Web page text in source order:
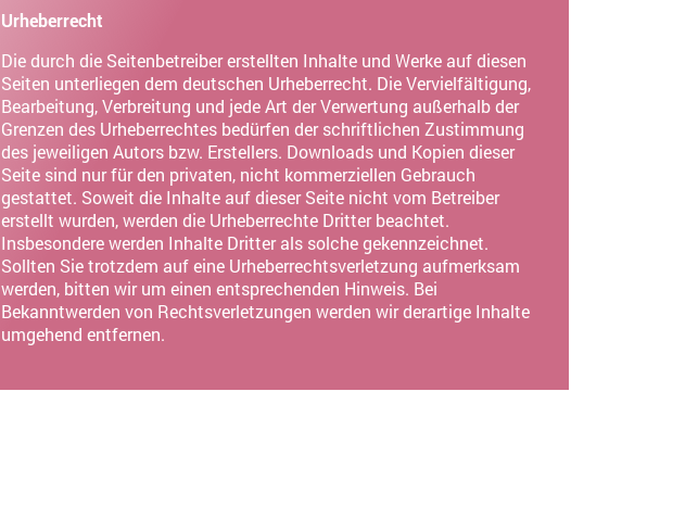
Urheberrecht
Die durch die Seitenbetreiber erstellten Inhalte und Werke auf diesen
Seiten unterliegen dem deutschen Urheberrecht. Die Vervielfältigung,
Bearbeitung, Verbreitung und jede Art der Verwertung außerhalb der
Grenzen des Urheberrechtes bedürfen der schriftlichen Zustimmung
des jeweiligen Autors bzw. Erstellers. Downloads und Kopien dieser
Seite sind nur für den privaten, nicht kommerziellen Gebrauch
gestattet. Soweit die Inhalte auf dieser Seite nicht vom Betreiber
erstellt wurden, werden die Urheberrechte Dritter beachtet.
Insbesondere werden Inhalte Dritter als solche gekennzeichnet.
Sollten Sie trotzdem auf eine Urheberrechtsverletzung aufmerksam
werden, bitten wir um einen entsprechenden Hinweis. Bei
Bekanntwerden von Rechtsverletzungen werden wir derartige Inhalte
umgehend entfernen.